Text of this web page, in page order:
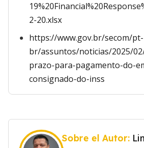
2-20.xlsx
https://www.gov.br/secom/pt-
br/assuntos/noticias/2025/
prazo-para-pagamento-do-
consignado-do-inss
Sobre el Autor: